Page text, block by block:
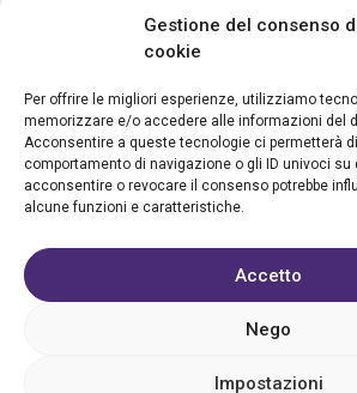
Gestione del consenso
cookie
Per offrire le migliori esperienze, utilizziamo
memorizzare e/o accedere alle informazioni del
Acconsentire a queste tecnologie ci permetterà
comportamento di navigazione o gli ID univoci su
acconsentire o revocare il consenso potrebbe
alcune funzioni e caratteristiche.
Accetto
Nego
Impostazioni
Privacy policy
Registrazione struttura